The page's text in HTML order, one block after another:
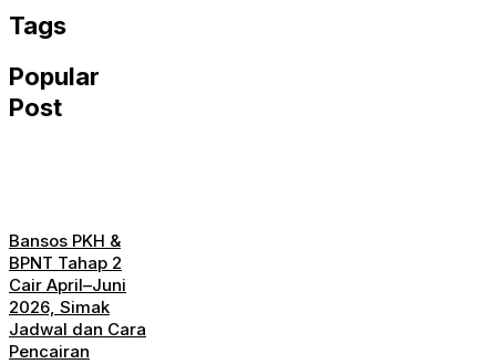
Tags
Popular
Post
Bansos PKH &
BPNT Tahap 2
Cair April–Juni
2026, Simak
Jadwal dan Cara
Pencairan